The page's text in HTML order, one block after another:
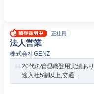
正社員
法人営業
株式会社GENZ
20代の管理職登用実績あ
途入社5割以上,交通...